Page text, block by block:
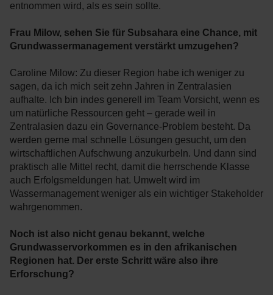
entnommen wird, als es sein sollte.
Frau Milow, sehen Sie für Subsahara eine Chance, mit
Grundwassermanagement verstärkt umzugehen?
Caroline Milow: Zu dieser Region habe ich weniger zu
sagen, da ich mich seit zehn Jahren in Zentralasien
aufhalte. Ich bin indes generell im Team Vorsicht, wenn es
um natürliche Ressourcen geht – gerade weil in
Zentralasien dazu ein Governance-Problem besteht. Da
werden gerne mal schnelle Lösungen gesucht, um den
wirtschaftlichen Aufschwung anzukurbeln. Und dann sind
praktisch alle Mittel recht, damit die herrschende Klasse
auch Erfolgsmeldungen hat. Umwelt wird im
Wassermanagement weniger als ein wichtiger Stakeholder
wahrgenommen.
Noch ist also nicht genau bekannt, welche
Grundwasservorkommen es in den afrikanischen
Regionen hat. Der erste Schritt wäre also ihre
Erforschung?